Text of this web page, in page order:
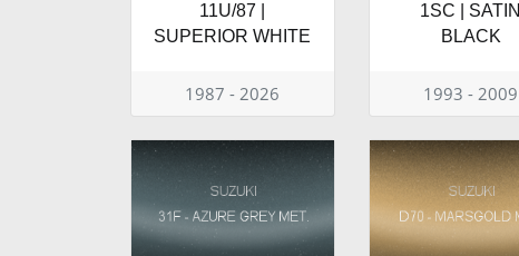
11U/87 |
SUPERIOR WHITE
1987 - 2026
1SC | SATIN
BLACK
1993 - 2009